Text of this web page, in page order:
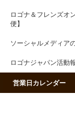
ロゴナ＆フレンズオ
便】
ソーシャルメディア
ロゴナジャパン活動
営業日カレンダー